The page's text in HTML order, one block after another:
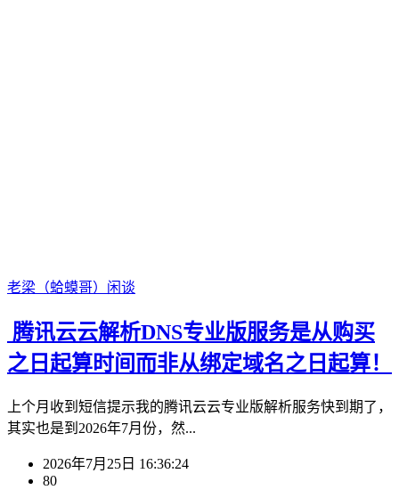
老梁（蛤蟆哥） 闲谈
腾讯云云解析DNS专业版服务是从购买
之日起算时间而非从绑定域名之日起算！
上个月收到短信提示我的腾讯云云专业版解析服务快到期了，
其实也是到2026年7月份，然...
2026年7月25日 16:36:24
80